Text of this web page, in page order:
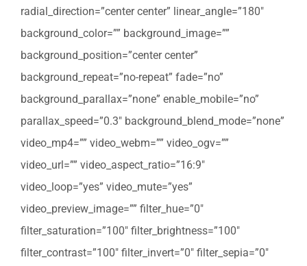
radial_direction=”center center” linear_angle=”180″
background_color=”” background_image=””
background_position=”center center”
background_repeat=”no-repeat” fade=”no”
background_parallax=”none” enable_mobile=”no”
parallax_speed=”0.3″ background_blend_mode=”none”
video_mp4=”” video_webm=”” video_ogv=””
video_url=”” video_aspect_ratio=”16:9″
video_loop=”yes” video_mute=”yes”
video_preview_image=”” filter_hue=”0″
filter_saturation=”100″ filter_brightness=”100″
filter_contrast=”100″ filter_invert=”0″ filter_sepia=”0″